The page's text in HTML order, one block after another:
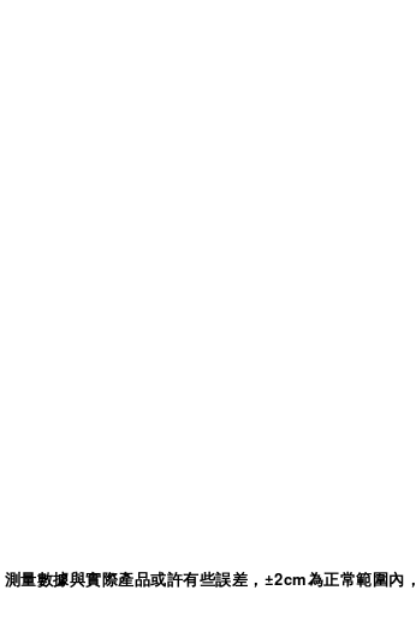
量數據與實際產品或許有些誤差， ±2cm為正常範圍內，